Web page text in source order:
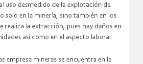
uso desmedido de la explotación de
solo en la minería, sino también en los
realiza la extracción, pues hay daños en
así como en el aspecto laboral.
empresa mineras se encuentra en la